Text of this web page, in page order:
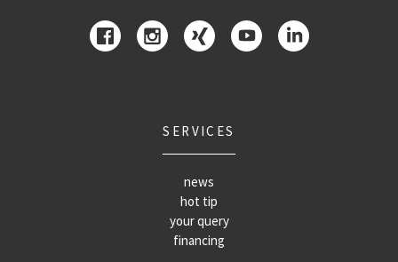
SERVICES
news
hot tip
your query
financing